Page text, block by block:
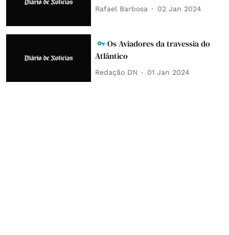
Rafael Barbosa 02 Jan 2024
Os Aviadores da travessia do
Atlântico
Redação DN 01 Jan 2024